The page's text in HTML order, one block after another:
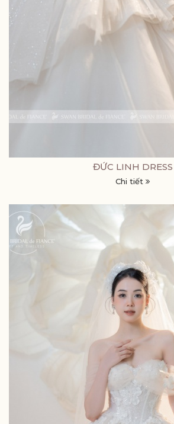
ĐỨC LINH DRESS
Chi tiết